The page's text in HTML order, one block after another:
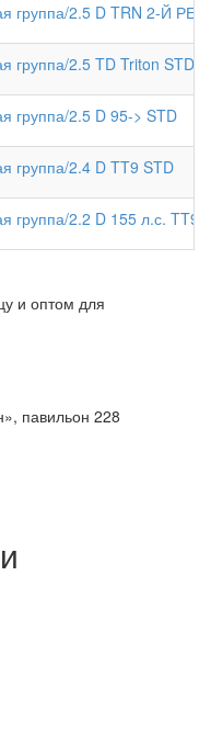
группа/2.5 D TRN 2-Й
группа/2.5 TD Triton STD
группа/2.5 D 95-> STD
группа/2.4 D TT9 STD
группа/2.2 D 155 л.с. TT9
и оптом для
павильон 228